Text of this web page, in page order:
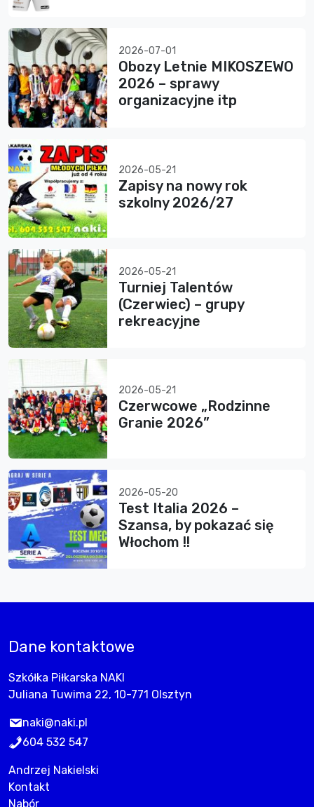
2026-07-01
Obozy Letnie MIKOSZEWO
2026 – sprawy
organizacyjne itp
2026-05-21
Zapisy na nowy rok
szkolny 2026/27
2026-05-21
Turniej Talentów
(Czerwiec) – grupy
rekreacyjne
2026-05-21
Czerwcowe „Rodzinne
Granie 2026”
2026-05-20
Test Italia 2026 –
Szansa, by pokazać się
Włochom !!
Dane kontaktowe
Szkółka Piłkarska NAKI
Juliana Tuwima 22, 10-771 Olsztyn
naki@naki.pl
604 532 547
Andrzej Nakielski
Kontakt
Nabór